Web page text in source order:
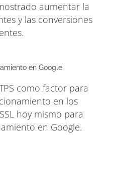
aumentar la
y las conversiones
en Google
como factor para
en los
hoy mismo para
en Google.